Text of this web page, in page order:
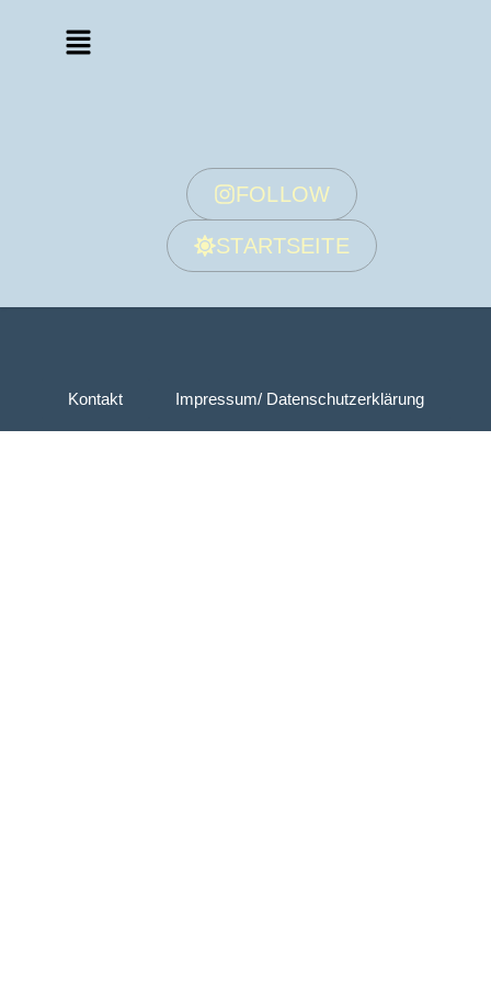
STARTSEITE
FOLLOW
Kontakt Impressum/ Datenschutzerklärung